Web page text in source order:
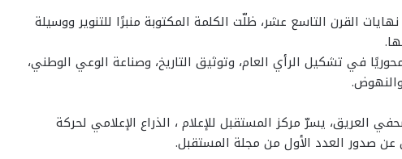
القرن التاسع عشر، ظلّت الكلمة المكتوبة منبرًا للتنوير ووسيلة
في تشكيل الرأي العام، وتوثيق التاريخ، وصناعة الوعي الوطني،
العريق، يسرّ مركز المستقبل للإعلام ، الذراع الإعلامي لحركة
عن صدور العدد الأول من مجلة المستقبل.